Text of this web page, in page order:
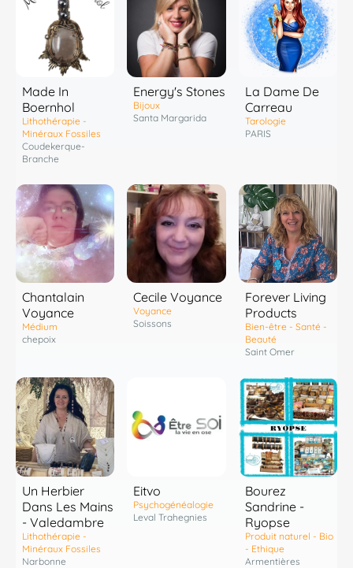
Made In
Boernhol
Lithothérapie -
Minéraux Fossiles
Coudekerque-
Branche
Energy's Stones
Bijoux
Santa Margarida
La Dame De
Carreau
Tarologie
PARIS
Chantalain
Voyance
Médium
chepoix
Cecile Voyance
Voyance
Soissons
Forever Living
Products
Bien-être - Santé -
Beauté
Saint Omer
Un Herbier
Dans Les Mains
- Valedambre
Lithothérapie -
Minéraux Fossiles
Narbonne
Eitvo
Psychogénéalogie
Leval Trahegnies
Bourez
Sandrine -
Ryopse
Produit naturel - Bio
- Ethique
Armentières